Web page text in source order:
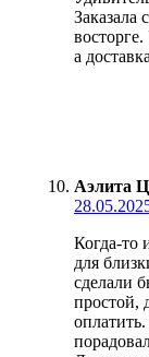
Заказала
а
Аэлита
Когда-то
для
сделали
простой,